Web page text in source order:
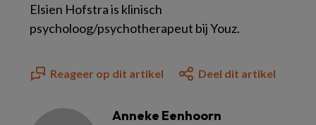
Elsien Hofstra is klinisch
psycholoog/psychotherapeut bij Youz.
Reageer op dit artikel Deel dit artikel
Anneke Eenhoorn